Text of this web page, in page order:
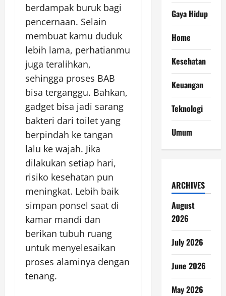
berdampak buruk bagi
pencernaan. Selain
membuat kamu duduk
lebih lama, perhatianmu
juga teralihkan,
sehingga proses BAB
bisa terganggu. Bahkan,
gadget bisa jadi sarang
bakteri dari toilet yang
berpindah ke tangan
lalu ke wajah. Jika
dilakukan setiap hari,
risiko kesehatan pun
meningkat. Lebih baik
simpan ponsel saat di
kamar mandi dan
berikan tubuh ruang
untuk menyelesaikan
proses alaminya dengan
tenang.
Gaya Hidup
Home
Kesehatan
Keuangan
Teknologi
Umum
ARCHIVES
August
2026
July 2026
June 2026
May 2026